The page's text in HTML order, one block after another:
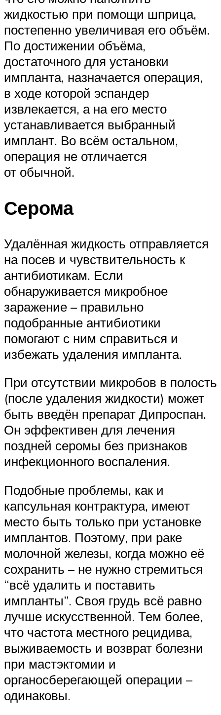
жидкостью при помощи шприца,
постепенно увеличивая его объём.
По достижении объёма,
достаточного для установки
импланта, назначается операция,
в ходе которой эспандер
извлекается, а на его место
устанавливается выбранный
имплант. Во всём остальном,
операция не отличается
от обычной.
Серома
Удалённая жидкость отправляется
на посев и чувствительность к
антибиотикам. Если
обнаруживается микробное
заражение – правильно
подобранные антибиотики
помогают с ним справиться и
избежать удаления импланта.
При отсутствии микробов в полость
(после удаления жидкости) может
быть введён препарат Дипроспан.
Он эффективен для лечения
поздней серомы без признаков
инфекционного воспаления.
Подобные проблемы, как и
капсульная контрактура, имеют
место быть только при установке
имплантов. Поэтому, при раке
молочной железы, когда можно её
сохранить – не нужно стремиться
“всё удалить и поставить
импланты”. Своя грудь всё равно
лучше искусственной. Тем более,
что частота местного рецидива,
выживаемость и возврат болезни
при мастэктомии и
органосберегающей операции –
одинаковы.